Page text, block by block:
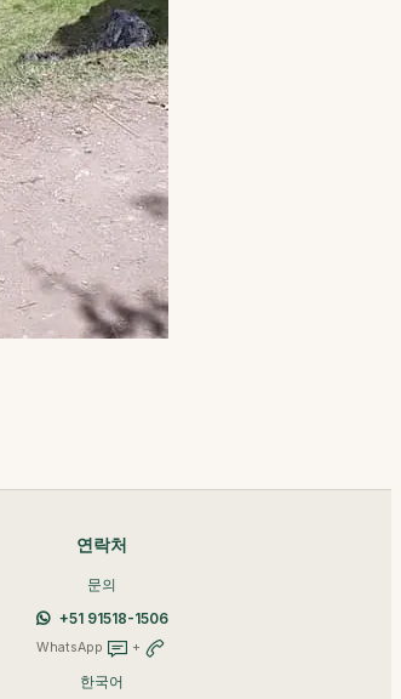
연락처
문의
+51 91518-1506
WhatsApp +
한국어